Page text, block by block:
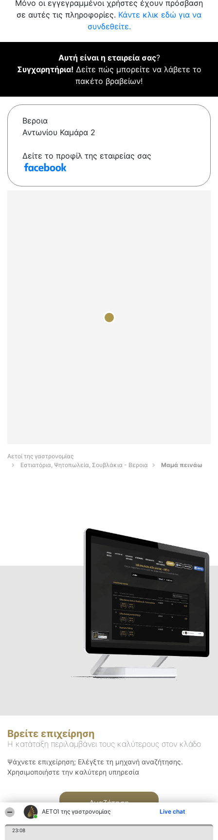
ΑΕΤΟΊ της γαστρονομίας Live chat
23:08
Μόνο οι εγγεγραμμένοι χρήστες έχουν πρόσβαση
σε αυτές τις πληροφορίες. Κάντε κλικ εδώ για να
συνδεθείτε.
Αυτή είναι η εταιρεία σας?
Συγχαρητήρια! Δείτε πώς μπορείτε να λάβετε το
πακέτο βραβείων!
Βεροια
Αντωνίου Καμάρα 2
Δείτε το προφίλ της εταιρείας σας
Αετοί της γαστρονομίας
Εστιατόρια, Ψητοπωλεία, Σουβλάκια - Βεροια
Μαμά πεινάω
Βρείτε επιχείρηση
Η κατάταξη περιλαμβάνει τους καλύτερους στον κλάδο
Ψάχνετε επιχείρηση; Ελέγξτε τη μηχανή αναζήτησης.
Χρησιμοποιήστε την καλύτερη υπηρεσία
Αναζήτηση